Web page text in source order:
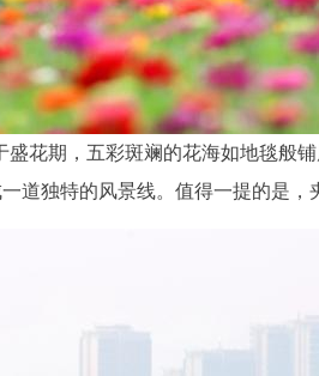
盛花期，五彩斑斓的花海如地毯般
道独特的风景线。值得一提的是